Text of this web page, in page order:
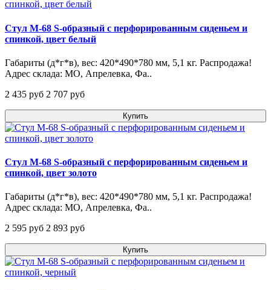
Стул М-68 S-образный с перфорированным сиденьем и
спинкой, цвет белый
Габариты (д*г*в), вес: 420*490*780 мм, 5,1 кг. Распродажа!
Адрес склада: МО, Апрелевка, Фа..
2 435 pуб 2 707 pуб
Купить
Стул М-68 S-образный с перфорированным сиденьем и
спинкой, цвет золото
Габариты (д*г*в), вес: 420*490*780 мм, 5,1 кг. Распродажа!
Адрес склада: МО, Апрелевка, Фа..
2 595 pуб 2 893 pуб
Купить